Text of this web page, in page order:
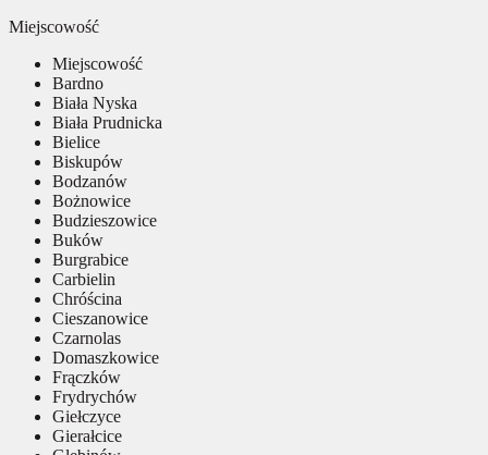
Miejscowość
Miejscowość
Bardno
Biała Nyska
Biała Prudnicka
Bielice
Biskupów
Bodzanów
Bożnowice
Budzieszowice
Buków
Burgrabice
Carbielin
Chróścina
Cieszanowice
Czarnolas
Domaszkowice
Frączków
Frydrychów
Giełczyce
Gierałcice